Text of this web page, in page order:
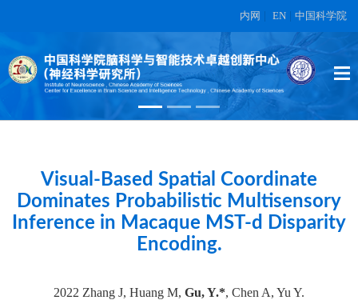
内网 EN 中国科学院
High-dimensional topographic
organization of visual features in the
primate temporal lobe.
在另外数据表中
Visual-Based Spatial Coordinate
Dominates Probabilistic Multisensory
Inference in Macaque MST-d Disparity
Encoding.
2022 Zhang J, Huang M, Gu, Y.*, Chen A, Yu Y.